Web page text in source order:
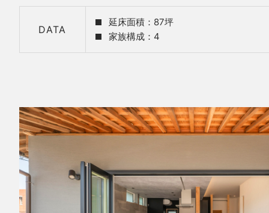
DATA
延床面積：87坪
家族構成：4